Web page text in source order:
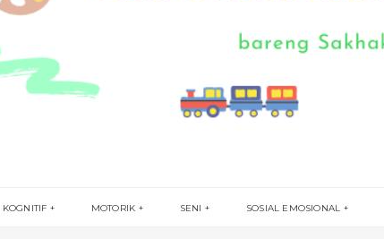
KOGNITIF MOTORIK SENI SOSIAL EMOSIONAL